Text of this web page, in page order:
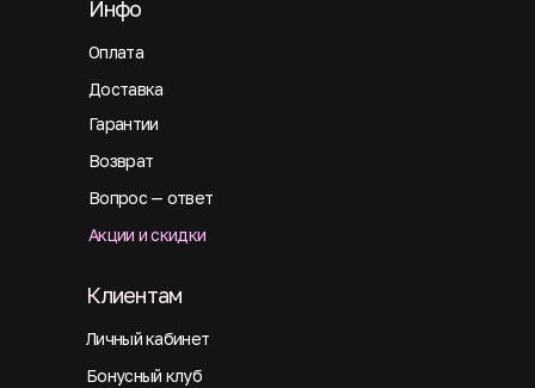
Оплата
Инфо
Доставка
Гарантии
Возврат
Вопрос — ответ
Акции и скидки
Личный кабинет
Клиентам
Бонусный клуб